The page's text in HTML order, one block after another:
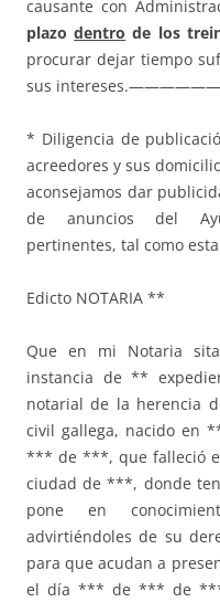
causante con
plazodentro de los
procurar dejar tiempo
sus
* Diligencia de
acreedores y sus
aconsejamos dar
de anuncios del
pertinentes, tal como
Edicto NOTARIA **
Que en mi Notaria
instancia de **
notarial de la herencia
civil gallega, nacido en
*** de ***, que falleció
ciudad de ***, donde
pone en
advirtiéndoles de su
para que acudan a
el día *** de *** de ***